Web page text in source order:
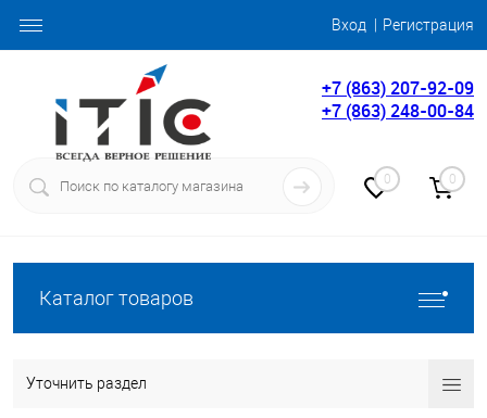
Вход Регистрация
+7 (863) 207-92-09
+7 (863) 248-00-84
0 0
Каталог товаров
Уточнить раздел